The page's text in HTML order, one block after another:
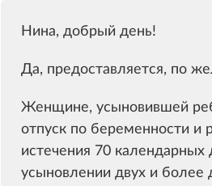
Нина, добрый день!
Да, предоставляется, по
Женщине, усыновившей
отпуск по беременности и
истечения 70
усыновлении двух и более